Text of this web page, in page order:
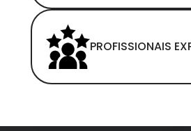
PROFISSIONAIS